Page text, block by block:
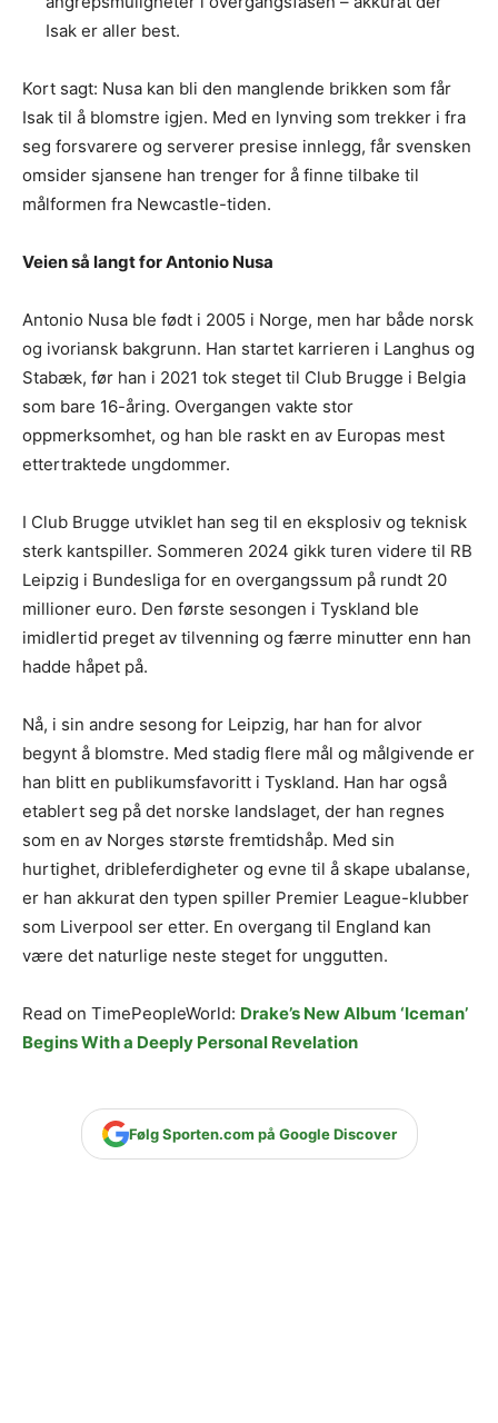
Isak er aller best.
Kort sagt: Nusa kan bli den manglende brikken som får
Isak til å blomstre igjen. Med en lynving som trekker i fra
seg forsvarere og serverer presise innlegg, får svensken
omsider sjansene han trenger for å finne tilbake til
målformen fra Newcastle-tiden.
Veien så langt for Antonio Nusa
Antonio Nusa ble født i 2005 i Norge, men har både norsk
og ivoriansk bakgrunn. Han startet karrieren i Langhus og
Stabæk, før han i 2021 tok steget til Club Brugge i Belgia
som bare 16-åring. Overgangen vakte stor
oppmerksomhet, og han ble raskt en av Europas mest
ettertraktede ungdommer.
I Club Brugge utviklet han seg til en eksplosiv og teknisk
sterk kantspiller. Sommeren 2024 gikk turen videre til RB
Leipzig i Bundesliga for en overgangssum på rundt 20
millioner euro. Den første sesongen i Tyskland ble
imidlertid preget av tilvenning og færre minutter enn han
hadde håpet på.
Nå, i sin andre sesong for Leipzig, har han for alvor
begynt å blomstre. Med stadig flere mål og målgivende er
han blitt en publikumsfavoritt i Tyskland. Han har også
etablert seg på det norske landslaget, der han regnes
som en av Norges største fremtidshåp. Med sin
hurtighet, dribleferdigheter og evne til å skape ubalanse,
er han akkurat den typen spiller Premier League-klubber
som Liverpool ser etter. En overgang til England kan
være det naturlige neste steget for unggutten.
Read on TimePeopleWorld: Drake’s New Album ‘Iceman’
Begins With a Deeply Personal Revelation
Følg Sporten.com på Google Discover